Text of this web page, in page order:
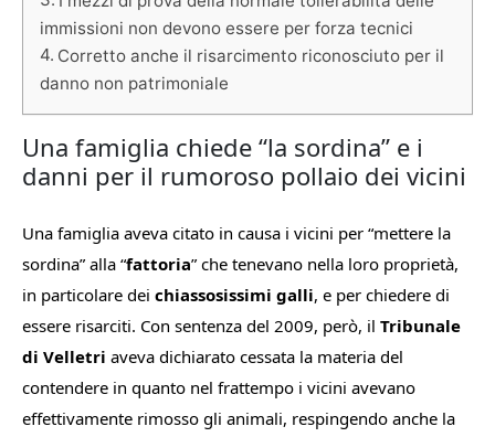
immissioni non devono essere per forza tecnici
Corretto anche il risarcimento riconosciuto per il
danno non patrimoniale
Una famiglia chiede “la sordina” e i
danni per il rumoroso pollaio dei vicini
Una famiglia aveva citato in causa i vicini per “mettere la
sordina” alla “fattoria” che tenevano nella loro proprietà,
in particolare dei chiassosissimi galli, e per chiedere di
essere risarciti. Con sentenza del 2009, però, il Tribunale
di Velletri aveva dichiarato cessata la materia del
contendere in quanto nel frattempo i vicini avevano
effettivamente rimosso gli animali, respingendo anche la